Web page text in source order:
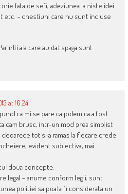
fata de sefi, adeziunea la niste idei
etc. – chestiuni care nu sunt incluse
aia care au dat spaga sunt
at 16:24
ca mi se pare ca polemica a fost
cam brusc, intr-un mod prea simplist
tot s-a ramas la fiecare crede
evident subiectiva, mai
doua concepte:
legal – anume conform legii, sunt
politiei sa poata fi considerata un